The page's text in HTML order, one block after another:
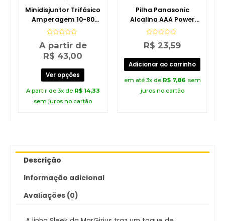
Minidisjuntor Trifásico
Amperagem 10-80
Soprano
Avaliação
0
de
5
A partir de
R$ 43,00
Ver opções
A partir de 3x de R$14,33
sem juros no cartão
Pilha Panasonic
Alcalina AAA Power
Alkaline Palito 4
Avaliação
0
5
R$ 23,59
Adicionar ao carrinho
em até 3x de R$7,86 sem
juros no cartão
Descrição
Informação adicional
Avaliações (0)